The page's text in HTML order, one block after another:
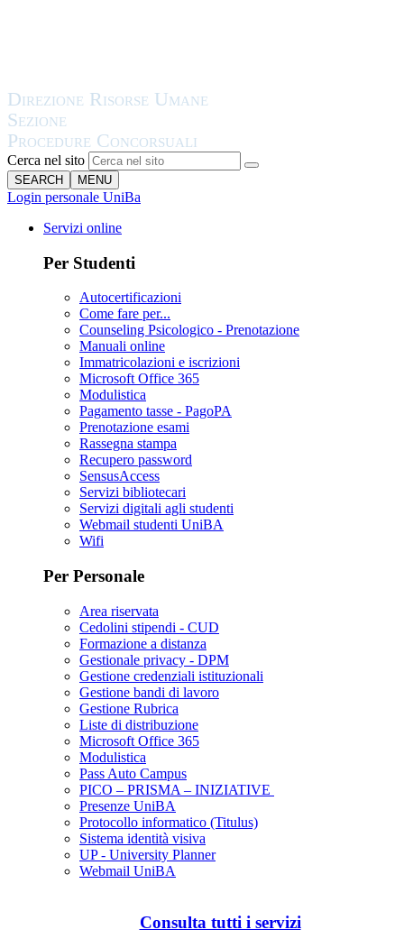
Cerca nel sito
SEARCH MENU
Login personale UniBa
Servizi online
Per Studenti
Autocertificazioni
Come fare per...
Counseling Psicologico - Prenotazione
Manuali online
Immatricolazioni e iscrizioni
Microsoft Office 365
Modulistica
Pagamento tasse - PagoPA
Prenotazione esami
Rassegna stampa
Recupero password
SensusAccess
Servizi bibliotecari
Servizi digitali agli studenti
Webmail studenti UniBA
Wifi
Per Personale
Area riservata
Cedolini stipendi - CUD
Formazione a distanza
Gestionale privacy - DPM
Gestione credenziali istituzionali
Gestione bandi di lavoro
Gestione Rubrica
Liste di distribuzione
Microsoft Office 365
Modulistica
Pass Auto Campus
PICO – PRISMA – INIZIATIVE
Presenze UniBA
Protocollo informatico (Titulus)
Sistema identità visiva
UP - University Planner
Webmail UniBA
Consulta tutti i servizi